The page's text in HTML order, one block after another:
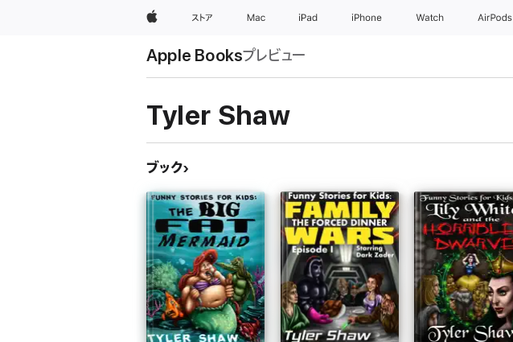
Appleストア Mac iPad iPhone Watch AirPods
Apple Booksプレビュー
Tyler Shaw
ブック